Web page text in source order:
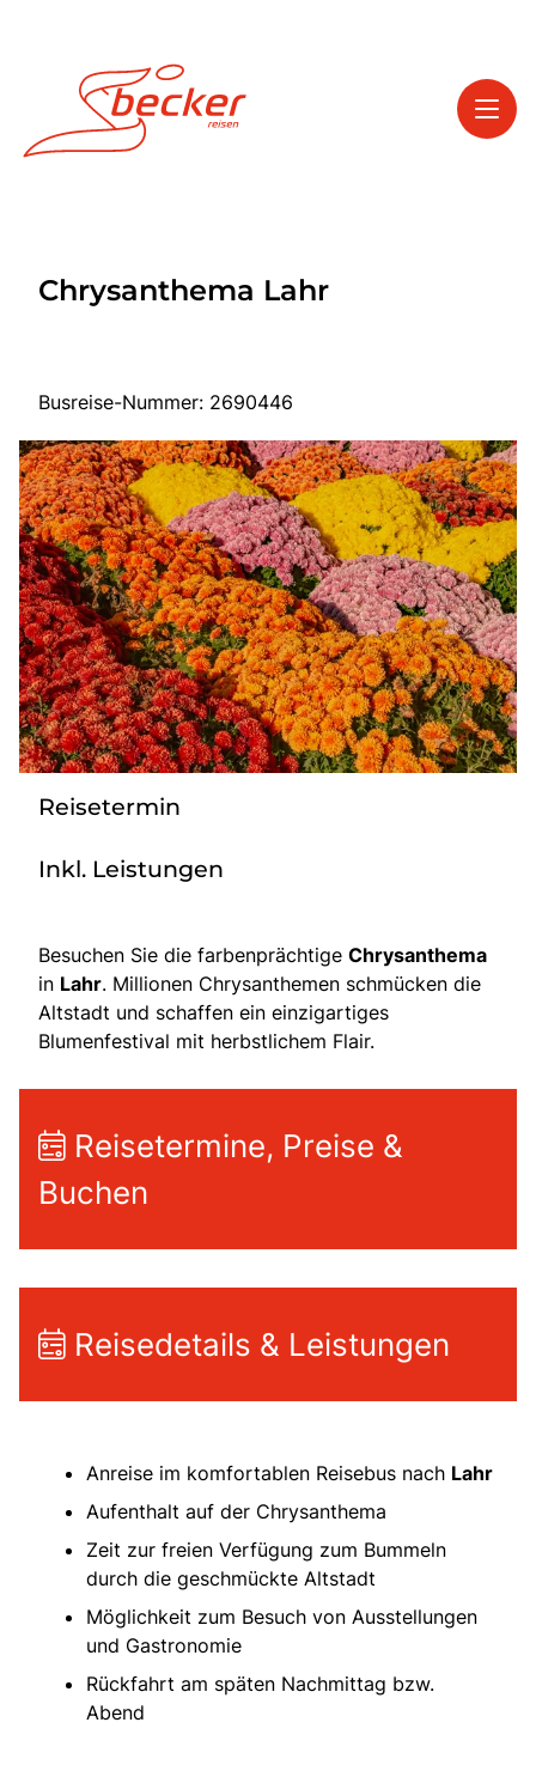
Service
Start
Tagesfahrten
Mehrtagesfahrten
Bus mieten
Katalog anfordern
Gutscheine
Service & Kontakt
Chrysanthema Lahr
Busreise-Nummer: 2690446
Reisetermin
Inkl. Leistungen
Besuchen Sie die farbenprächtige Chrysanthema
in Lahr. Millionen Chrysanthemen schmücken die
Altstadt und schaffen ein einzigartiges
Blumenfestival mit herbstlichem Flair.
Reisetermine, Preise &
Buchen
Reisedetails & Leistungen
Anreise im komfortablen Reisebus nach Lahr
Aufenthalt auf der Chrysanthema
Zeit zur freien Verfügung zum Bummeln
durch die geschmückte Altstadt
Möglichkeit zum Besuch von Ausstellungen
und Gastronomie
Rückfahrt am späten Nachmittag bzw.
Abend